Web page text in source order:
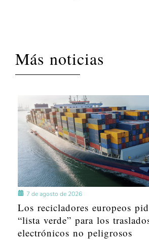
Más noticias
7 de agosto de 2026
Los recicladores europeos
“lista verde” para los
electrónicos no peligrosos